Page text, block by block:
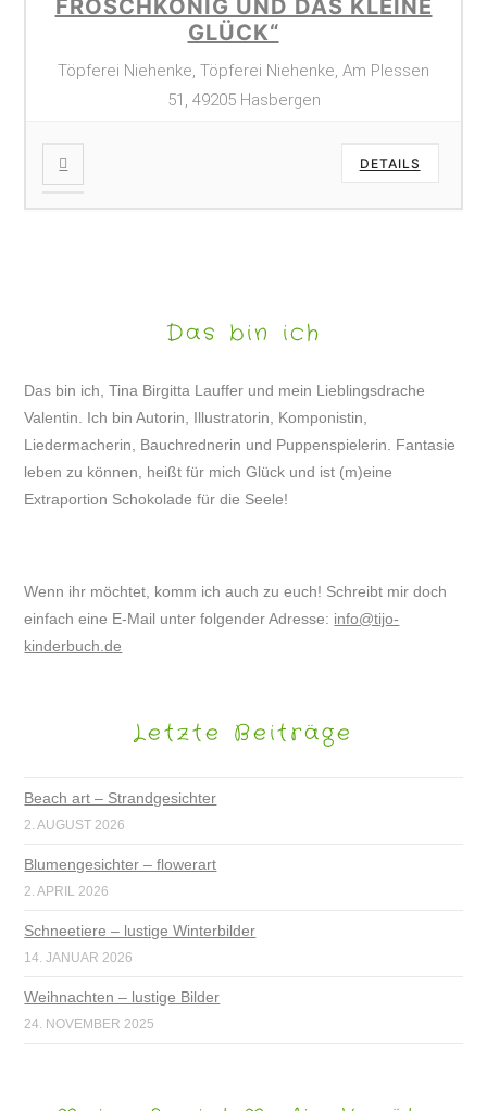
FROSCHKÖNIG UND DAS KLEINE
GLÜCK“
Töpferei Niehenke, Töpferei Niehenke, Am Plessen
51, 49205 Hasbergen
DETAILS
Das bin ich
Das bin ich, Tina Birgitta Lauffer und mein Lieblingsdrache
Valentin. Ich bin Autorin, Illustratorin, Komponistin,
Liedermacherin, Bauchrednerin und Puppenspielerin. Fantasie
leben zu können, heißt für mich Glück und ist (m)eine
Extraportion Schokolade für die Seele!
Wenn ihr möchtet, komm ich auch zu euch! Schreibt mir doch
einfach eine E-Mail unter folgender Adresse: info@tijo-
kinderbuch.de
Letzte Beiträge
Beach art – Strandgesichter
2. AUGUST 2026
Blumengesichter – flowerart
2. APRIL 2026
Schneetiere – lustige Winterbilder
14. JANUAR 2026
Weihnachten – lustige Bilder
24. NOVEMBER 2025